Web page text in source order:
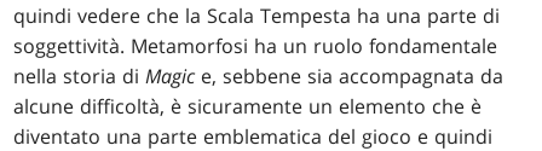
quindi vedere che la Scala Tempesta ha una parte di
soggettività. Metamorfosi ha un ruolo fondamentale
nella storia diMagic e, sebbene sia accompagnata da
alcune difficoltà, è sicuramente un elemento che è
diventato una parte emblematica del gioco e quindi